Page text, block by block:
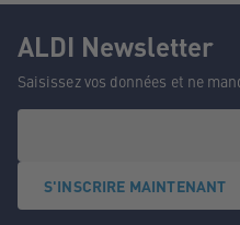
ALDI Newsletter
Saisissez vos données et ne
S'INSCRIRE MAINTENANT